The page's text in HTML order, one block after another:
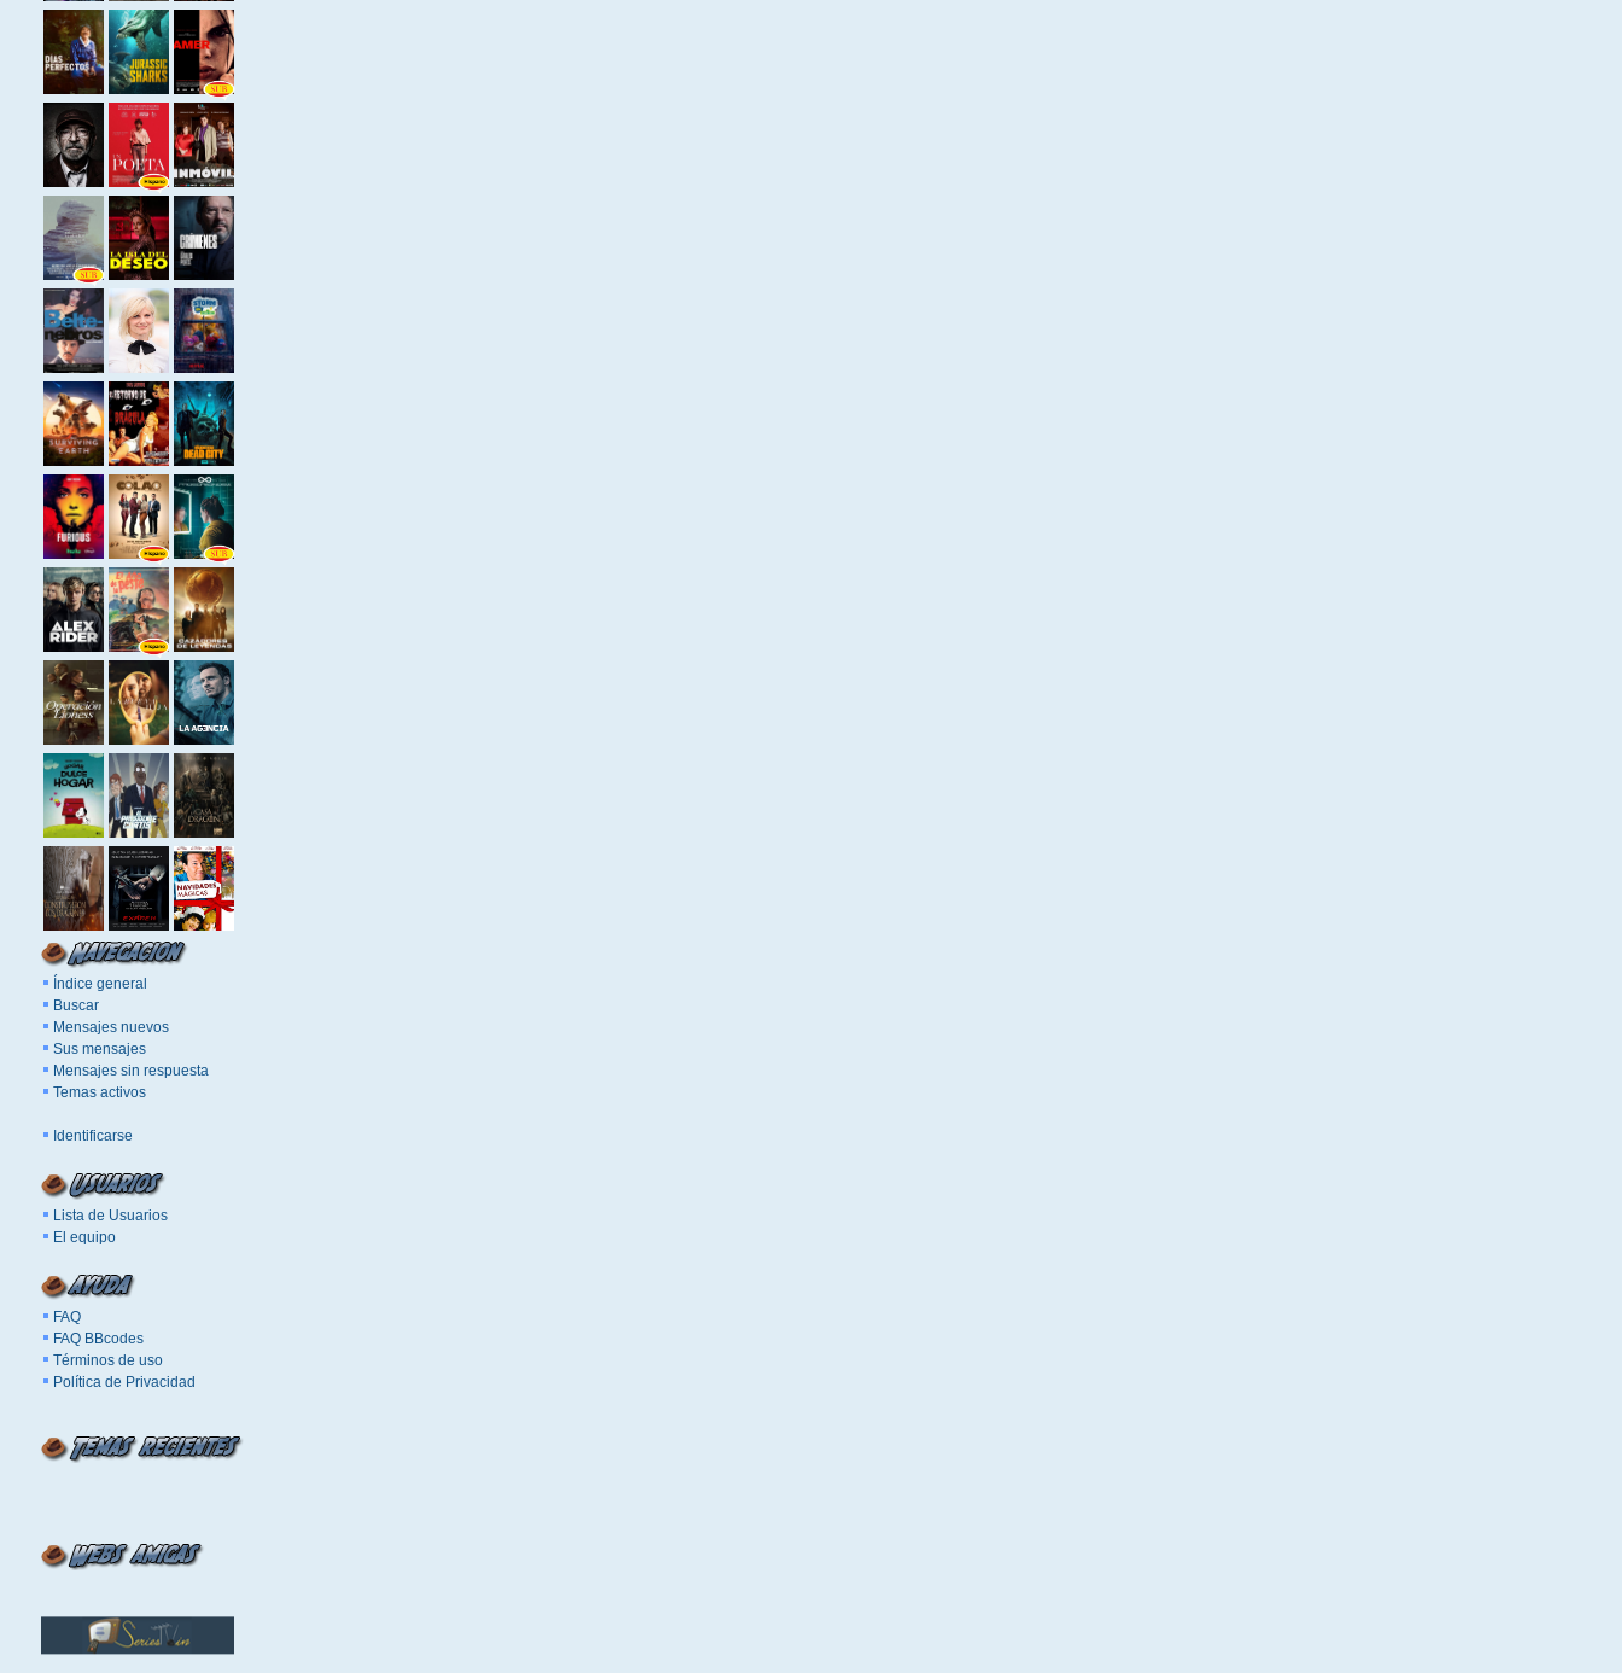
Índice general
Buscar
Mensajes nuevos
Sus mensajes
Mensajes sin respuesta
Temas activos
Identificarse
Lista de Usuarios
El equipo
FAQ
FAQ BBcodes
Términos de uso
Política de Privacidad